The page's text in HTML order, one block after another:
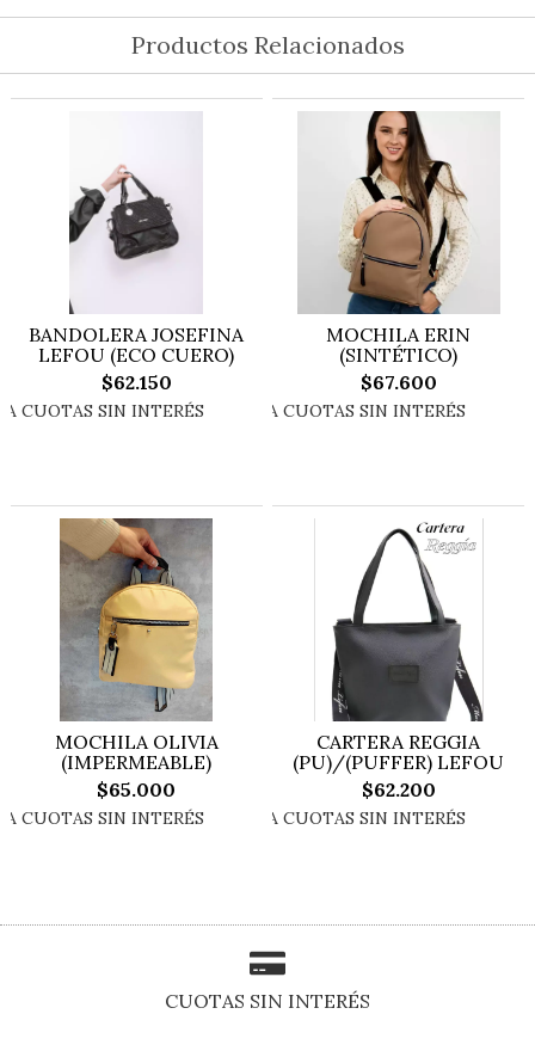
Productos Relacionados
BANDOLERA JOSEFINA
LEFOU (ECO CUERO)
$62.150
MOCHILA ERIN
(SINTÉTICO)
$67.600
MOCHILA OLIVIA
(IMPERMEABLE)
$65.000
CARTERA REGGIA
(PU)/(PUFFER) LEFOU
$62.200
CUOTAS SIN INTERÉS